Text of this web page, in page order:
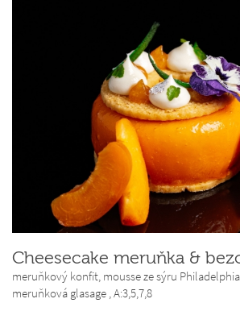
Cheesecake meruňka &
meruňkový konfit, mousse ze sýru
meruňková glasage ,A:3,5,7,8